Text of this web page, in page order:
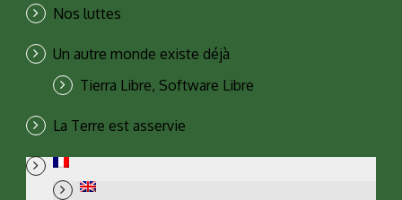
Nos luttes
Un autre monde existe déjà
Tierra Libre, Software Libre
La Terre est asservie